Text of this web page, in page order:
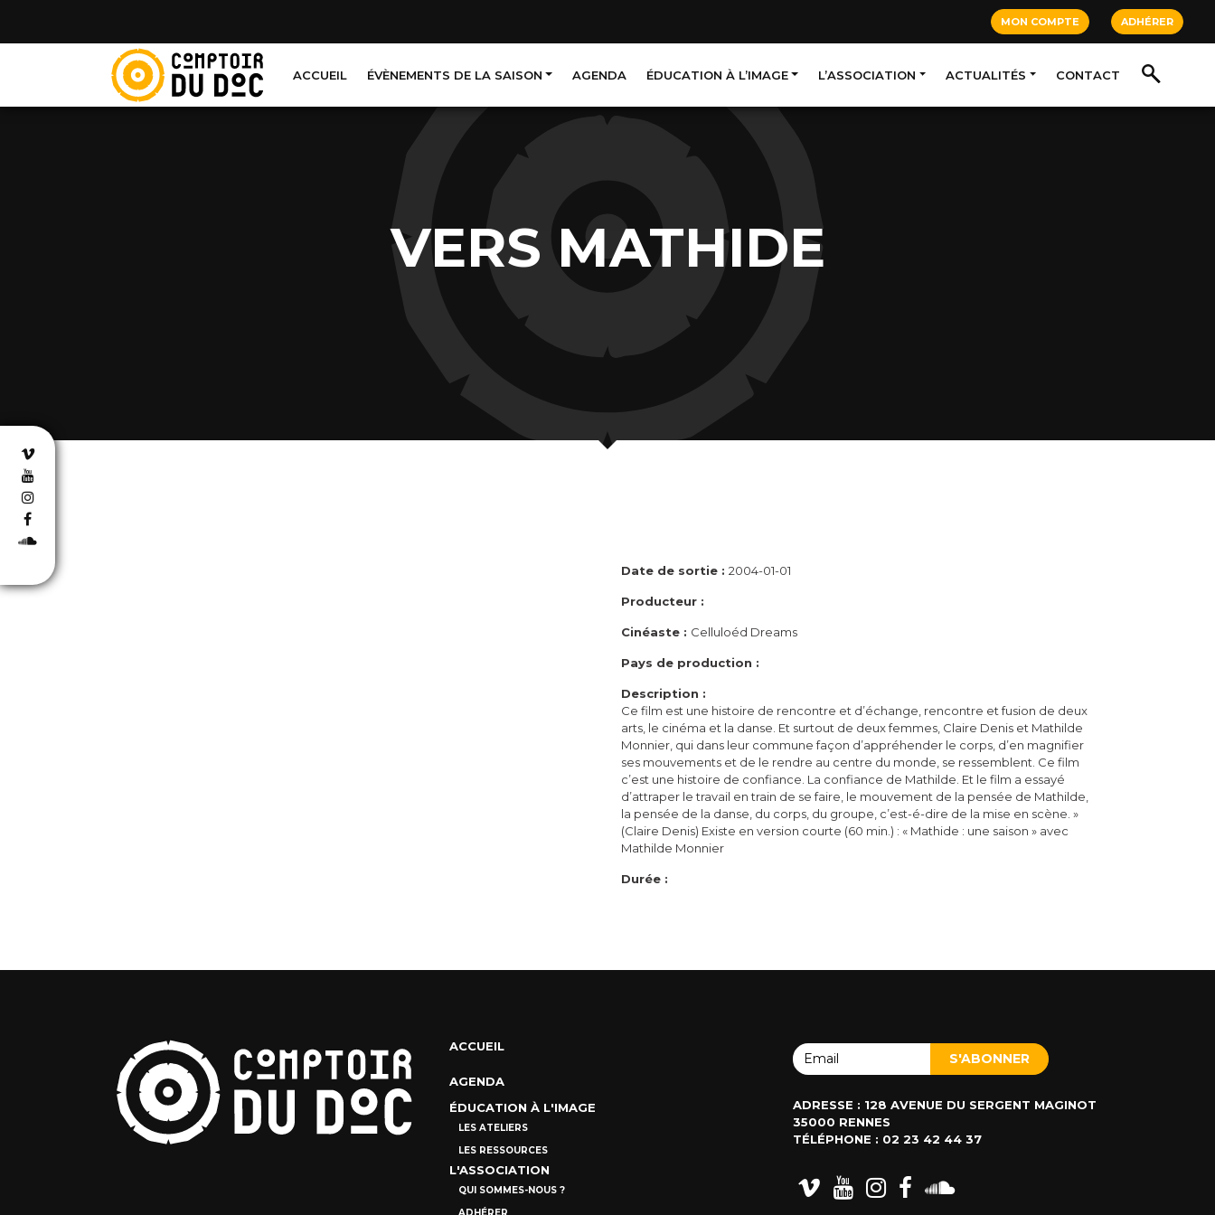
MON COMPTE ADHÉRER
ACCUEIL ÉVÈNEMENTS DE LA SAISON AGENDA ÉDUCATION À L’IMAGE L’ASSOCIATION ACTUALITÉS CONTACT
VERS MATHIDE
Date de sortie : 2004-01-01
Producteur :
Cinéaste : Celluloéd Dreams
Pays de production :
Description :
Ce film est une histoire de rencontre et d’échange, rencontre et fusion de deux
arts, le cinéma et la danse. Et surtout de deux femmes, Claire Denis et Mathilde
Monnier, qui dans leur commune façon d’appréhender le corps, d’en magnifier
ses mouvements et de le rendre au centre du monde, se ressemblent. Ce film
c’est une histoire de confiance. La confiance de Mathilde. Et le film a essayé
d’attraper le travail en train de se faire, le mouvement de la pensée de Mathilde,
la pensée de la danse, du corps, du groupe, c’est-é-dire de la mise en scène. »
(Claire Denis) Existe en version courte (60 min.) : « Mathide : une saison » avec
Mathilde Monnier
Durée :
ACCUEIL
AGENDA
ÉDUCATION À L'IMAGE
LES ATELIERS
LES RESSOURCES
L'ASSOCIATION
QUI SOMMES-NOUS ?
ADHÉRER
ADRESSE : 128 AVENUE DU SERGENT MAGINOT
35000 RENNES
TÉLÉPHONE : 02 23 42 44 37